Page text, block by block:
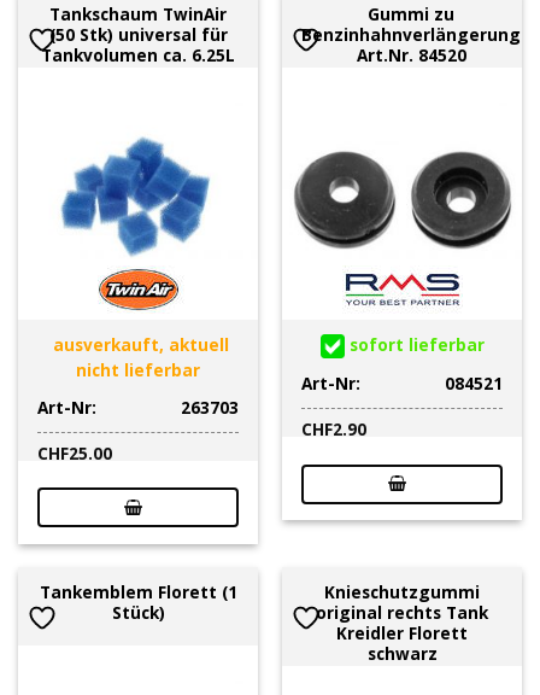
Tankschaum TwinAir
(50 Stk) universal für
Tankvolumen ca. 6.25L
ausverkauft, aktuell
nicht lieferbar
Art-Nr:
263703
CHF25.00
Gummi zu
Benzinhahnverlängerung
Art.Nr. 84520
sofort lieferbar
Art-Nr:
084521
CHF2.90
Tankemblem Florett (1
Stück)
Knieschutzgummi
original rechts Tank
Kreidler Florett
schwarz